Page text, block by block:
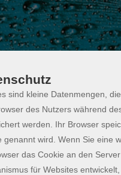
Augenmaß -
sind kleine Datenmengen,
des Nutzers während
werden. Ihr Browser
genannt wird. Wenn Sie eine
das Cookie an den
für Websites